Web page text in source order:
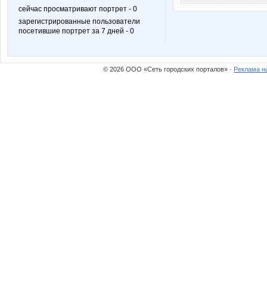
сейчас просматривают портрет - 0
зарегистрированные пользователи
посетившие портрет за 7 дней - 0
© 2026 ООО «Сеть городских порталов» · Реклама